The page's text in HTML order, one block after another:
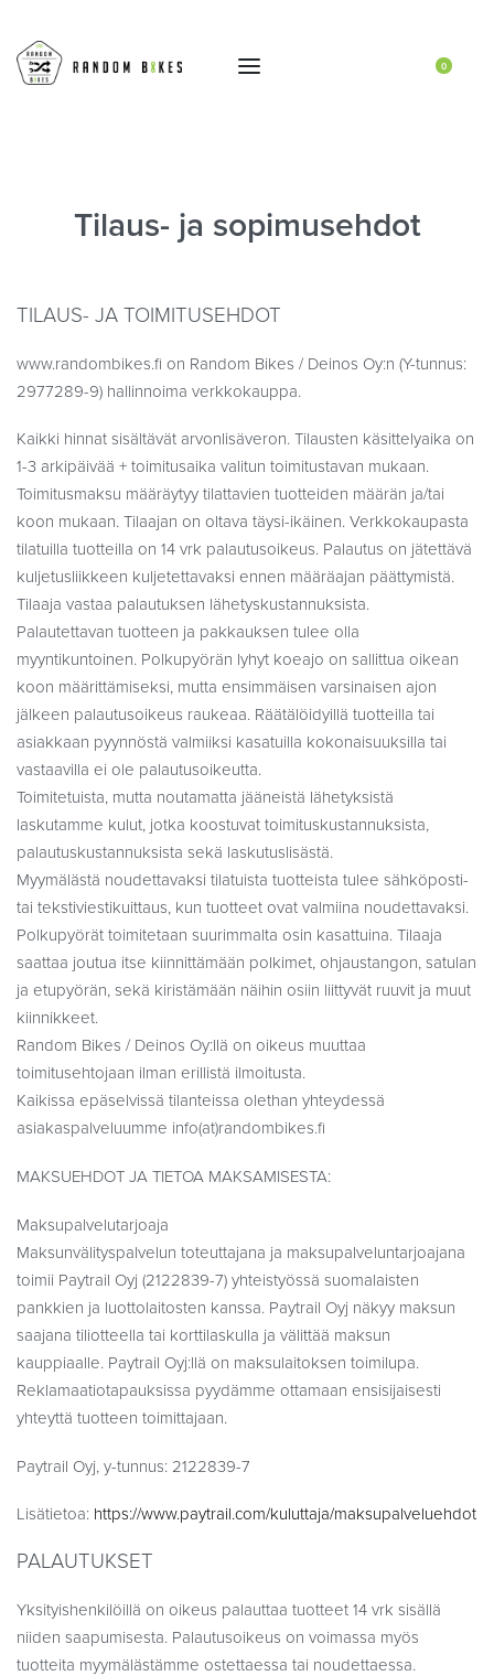
0
Tilaus- ja sopimusehdot
TILAUS- JA TOIMITUSEHDOT
www.randombikes.fi on Random Bikes / Deinos Oy:n (Y-tunnus:
2977289-9) hallinnoima verkkokauppa.
Kaikki hinnat sisältävät arvonlisäveron. Tilausten käsittelyaika on
1-3 arkipäivää + toimitusaika valitun toimitustavan mukaan.
Toimitusmaksu määräytyy tilattavien tuotteiden määrän ja/tai
koon mukaan. Tilaajan on oltava täysi-ikäinen. Verkkokaupasta
tilatuilla tuotteilla on 14 vrk palautusoikeus. Palautus on jätettävä
kuljetusliikkeen kuljetettavaksi ennen määräajan päättymistä.
Tilaaja vastaa palautuksen lähetyskustannuksista.
Palautettavan tuotteen ja pakkauksen tulee olla
myyntikuntoinen. Polkupyörän lyhyt koeajo on sallittua oikean
koon määrittämiseksi, mutta ensimmäisen varsinaisen ajon
jälkeen palautusoikeus raukeaa. Räätälöidyillä tuotteilla tai
asiakkaan pyynnöstä valmiiksi kasatuilla kokonaisuuksilla tai
vastaavilla ei ole palautusoikeutta.
Toimitetuista, mutta noutamatta jääneistä lähetyksistä
laskutamme kulut, jotka koostuvat toimituskustannuksista,
palautuskustannuksista sekä laskutuslisästä.
Myymälästä noudettavaksi tilatuista tuotteista tulee sähköposti-
tai tekstiviestikuittaus, kun tuotteet ovat valmiina noudettavaksi.
Polkupyörät toimitetaan suurimmalta osin kasattuina. Tilaaja
saattaa joutua itse kiinnittämään polkimet, ohjaustangon, satulan
ja etupyörän, sekä kiristämään näihin osiin liittyvät ruuvit ja muut
kiinnikkeet.
Random Bikes / Deinos Oy:llä on oikeus muuttaa
toimitusehtojaan ilman erillistä ilmoitusta.
Kaikissa epäselvissä tilanteissa olethan yhteydessä
asiakaspalveluumme info(at)randombikes.fi
MAKSUEHDOT JA TIETOA MAKSAMISESTA:
Maksupalvelutarjoaja
Maksunvälityspalvelun toteuttajana ja maksupalveluntarjoajana
toimii Paytrail Oyj (2122839-7) yhteistyössä suomalaisten
pankkien ja luottolaitosten kanssa. Paytrail Oyj näkyy maksun
saajana tiliotteella tai korttilaskulla ja välittää maksun
kauppiaalle. Paytrail Oyj:llä on maksulaitoksen toimilupa.
Reklamaatiotapauksissa pyydämme ottamaan ensisijaisesti
yhteyttä tuotteen toimittajaan.
Paytrail Oyj, y-tunnus: 2122839-7
Lisätietoa: https://www.paytrail.com/kuluttaja/maksupalveluehdot
PALAUTUKSET
Yksityishenkilöillä on oikeus palauttaa tuotteet 14 vrk sisällä
niiden saapumisesta. Palautusoikeus on voimassa myös
tuotteita myymälästämme ostettaessa tai noudettaessa.